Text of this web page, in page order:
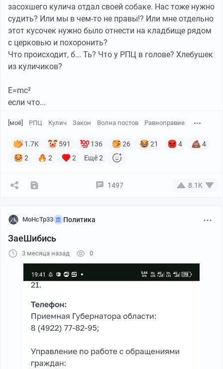
засохшего кулича отдал своей собаке. Нас тоже нужно
судить? Или мы в чем-то не правы!? Или мне отдельно
этот кусочек нужно было отнести на кладбище рядом
с церковью и похоронить?
Что происходит, б... Ть? Что у РПЦ в голове? Хлебушек
из куличиков?
E=mc²
если что...
[моё] РПЦ Кулич Закон Волна постов Равноправие
1.7K 591 136 26 21 4
4
2
2 2 Ещё 2
1497 8.1K
MoHcTp33 Политика
ЗаеШибись
3 месяца назад 0